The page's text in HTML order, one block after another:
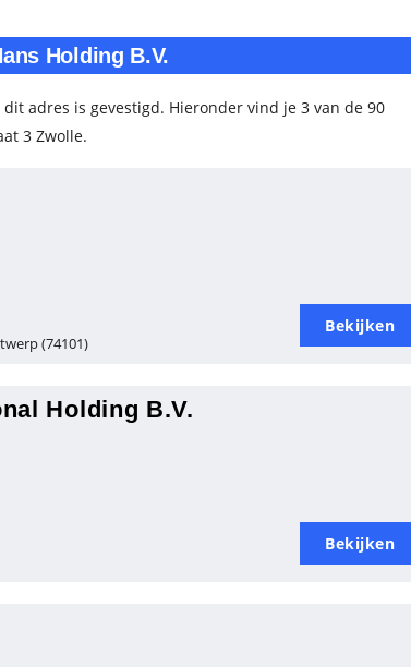
Holding B.V.
adres is gevestigd. Hieronder vind je 3 van de 90
3 Zwolle.
(74101)
Bekijken
Holding B.V.
Bekijken